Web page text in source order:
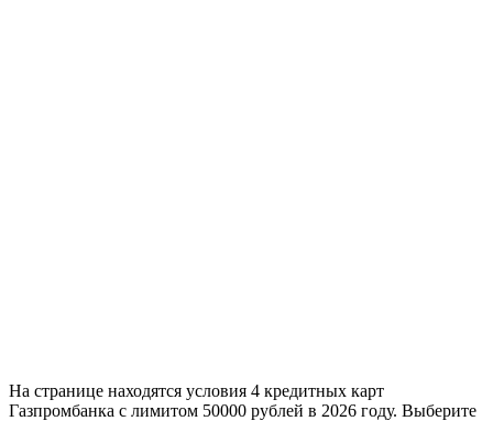
На странице находятся условия 4 кредитных карт
Газпромбанка с лимитом 50000 рублей в 2026 году. Выберите